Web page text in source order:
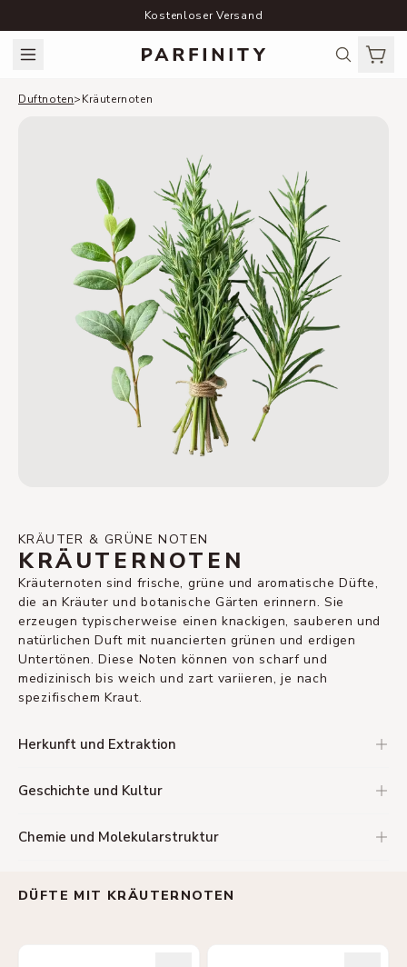
Kostenloser Versand
Duftnoten>Kräuternoten
KRÄUTER & GRÜNE NOTEN
KRÄUTERNOTEN
Kräuternoten sind frische, grüne und aromatische Düfte,
die an Kräuter und botanische Gärten erinnern. Sie
erzeugen typischerweise einen knackigen, sauberen und
natürlichen Duft mit nuancierten grünen und erdigen
Untertönen. Diese Noten können von scharf und
medizinisch bis weich und zart variieren, je nach
spezifischem Kraut.
Herkunft und Extraktion
Geschichte und Kultur
Chemie und Molekularstruktur
DÜFTE MIT KRÄUTERNOTEN